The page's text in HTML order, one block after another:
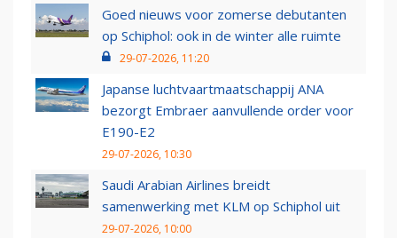
Goed nieuws voor zomerse debutanten
op Schiphol: ook in de winter alle ruimte
29-07-2026, 11:20
Japanse luchtvaartmaatschappij ANA
bezorgt Embraer aanvullende order voor
E190-E2
29-07-2026, 10:30
Saudi Arabian Airlines breidt
samenwerking met KLM op Schiphol uit
29-07-2026, 10:00